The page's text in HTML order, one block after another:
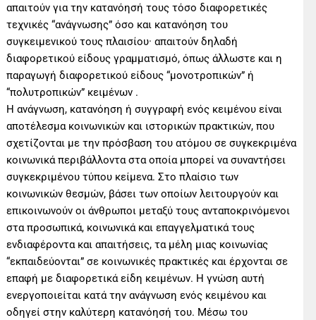
απαιτούν για την κατανόησή τους τόσο διαφορετικές
τεχνικές “ανάγνωσης” όσο και κατανόηση του
συγκειμενικού τους πλαισίου· απαιτούν δηλαδή
διαφορετικού είδους γραμματισμό, όπως άλλωστε και η
παραγωγή διαφορετικού είδους “μονοτροπικών” ή
“πολυτροπικών” κειμένων .
Η ανάγνωση, κατανόηση ή συγγραφή ενός κειμένου είναι
αποτέλεσμα κοινωνικών και ιστορικών πρακτικών, που
σχετίζονται με την πρόσβαση του ατόμου σε συγκεκριμένα
κοινωνικά περιβάλλοντα στα οποία μπορεί να συναντήσει
συγκεκριμένου τύπου κείμενα. Στο πλαίσιο των
κοινωνικών θεσμών, βάσει των οποίων λειτουργούν και
επικοινωνούν οι άνθρωποι μεταξύ τους ανταποκρινόμενοι
στα προσωπικά, κοινωνικά και επαγγελματικά τους
ενδιαφέροντα και απαιτήσεις, τα μέλη μιας κοινωνίας
“εκπαιδεύονται” σε κοινωνικές πρακτικές και έρχονται σε
επαφή με διαφορετικά είδη κειμένων. Η γνώση αυτή
ενεργοποιείται κατά την ανάγνωση ενός κειμένου και
οδηγεί στην καλύτερη κατανόησή του. Μέσω του